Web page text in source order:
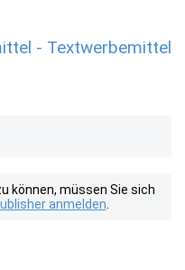
- Textwerbemittel
können, müssen Sie sich
anmelden